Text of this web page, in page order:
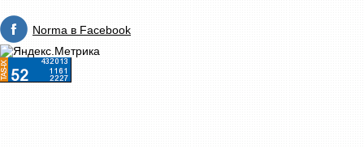
Norma в Facebook